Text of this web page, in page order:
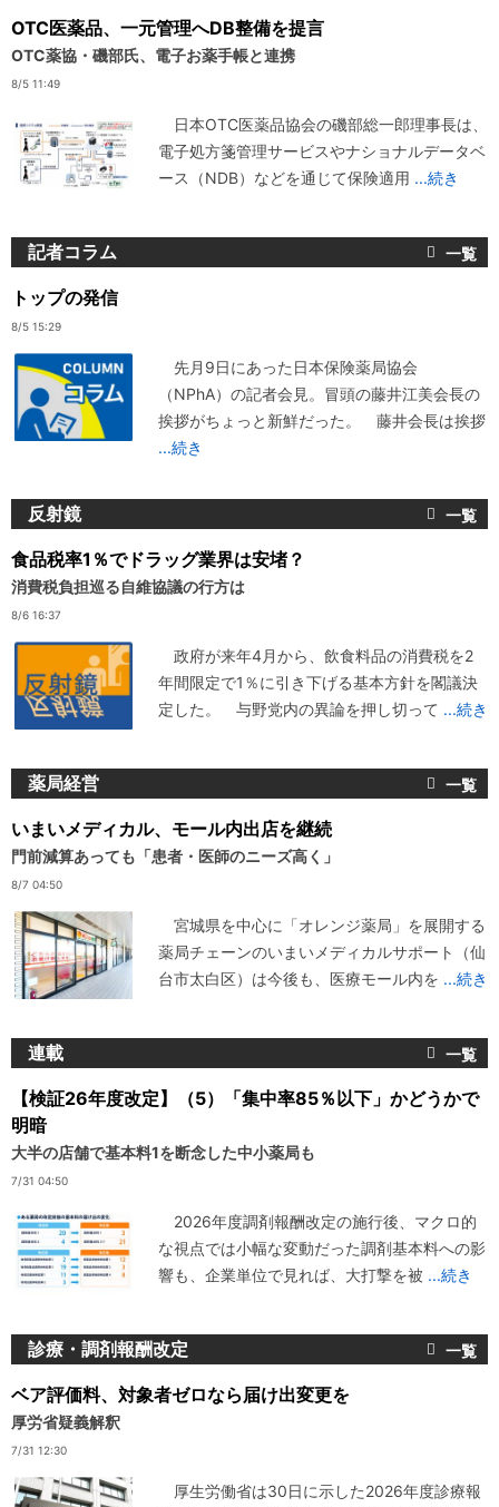
OTC医薬品、一元管理へDB整備を提言
OTC薬協・磯部氏、電子お薬手帳と連携
8/5 11:49
日本OTC医薬品協会の磯部総一郎理事長は、
電子処方箋管理サービスやナショナルデータベ
ース（NDB）などを通じて保険適用 ...続き
記者コラム
トップの発信
8/5 15:29
先月9日にあった日本保険薬局協会
（NPhA）の記者会見。冒頭の藤井江美会長の
挨拶がちょっと新鮮だった。 藤井会長は挨拶
...続き
反射鏡
食品税率1％でドラッグ業界は安堵？
消費税負担巡る自維協議の行方は
8/6 16:37
政府が来年4月から、飲食料品の消費税を2
年間限定で1％に引き下げる基本方針を閣議決
定した。 与野党内の異論を押し切って ...続き
薬局経営
いまいメディカル、モール内出店を継続
門前減算あっても「患者・医師のニーズ高く」
8/7 04:50
宮城県を中心に「オレンジ薬局」を展開する
薬局チェーンのいまいメディカルサポート（仙
台市太白区）は今後も、医療モール内を ...続き
連載
【検証26年度改定】（5）「集中率85％以下」かどうかで
明暗
大半の店舗で基本料1を断念した中小薬局も
7/31 04:50
2026年度調剤報酬改定の施行後、マクロ的
な視点では小幅な変動だった調剤基本料への影
響も、企業単位で見れば、大打撃を被 ...続き
診療・調剤報酬改定
ベア評価料、対象者ゼロなら届け出変更を
厚労省疑義解釈
7/31 12:30
厚生労働省は30日に示した2026年度診療報